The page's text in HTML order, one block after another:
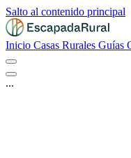
Salto al contenido principal
Inicio Casas Rurales Guías
...